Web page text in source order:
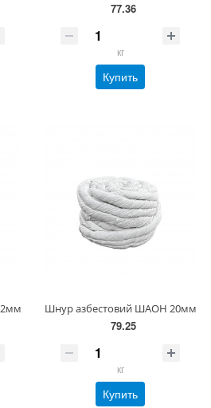
77.36
кг
Купить
Шнур азбестовий ШАОН 20мм
79.25
кг
Купить